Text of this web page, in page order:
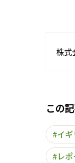
株式
この
イ
レ